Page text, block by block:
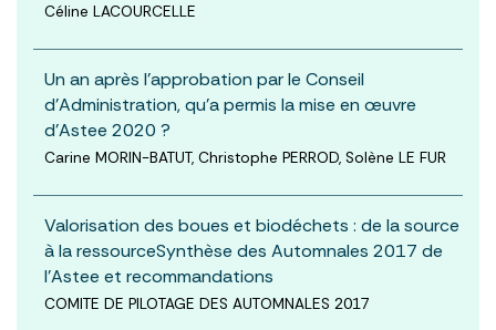
Céline LACOURCELLE
Un an après l’approbation par le Conseil
d’Administration, qu’a permis la mise en œuvre
d’Astee 2020 ?
Carine MORIN-BATUT, Christophe PERROD, Solène LE FUR
Valorisation des boues et biodéchets : de la source
à la ressourceSynthèse des Automnales 2017 de
l’Astee et recommandations
COMITE DE PILOTAGE DES AUTOMNALES 2017